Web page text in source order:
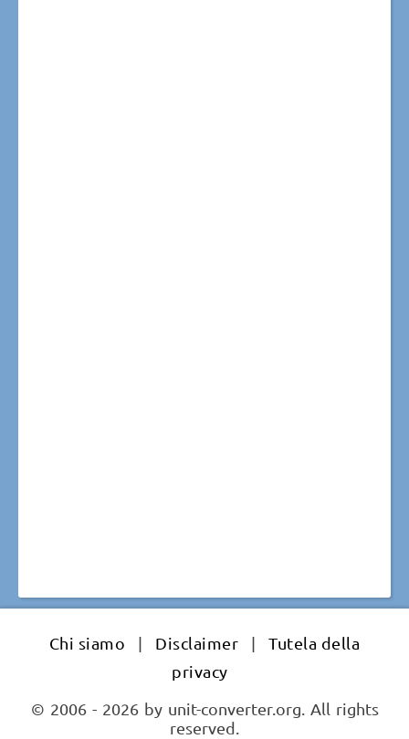
Chi siamo | Disclaimer |
Tutela della
privacy
© 2006 - 2026 by unit-converter.org. All rights
reserved.